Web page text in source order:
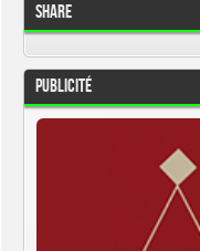
Share
Publicité